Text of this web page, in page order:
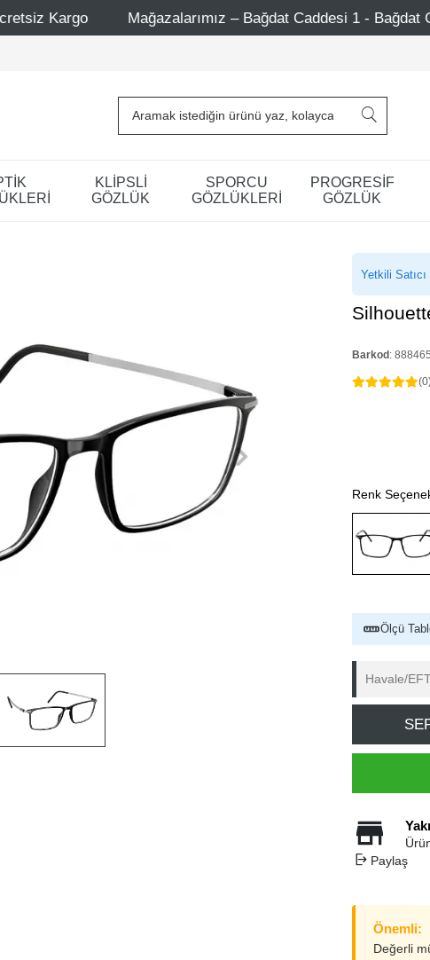
Mağazalarımız – Bağdat Caddesi 1 - Bağdat Caddesi 2 -
KLİPSLİ
GÖZLÜK
SPORCU
GÖZLÜKLERİ
PROGRESİF
GÖZLÜK
Yetkili Satıcı
Barkod :
Renk
Ölçü
Havale/
Paylaş
Önemli:
Değerli